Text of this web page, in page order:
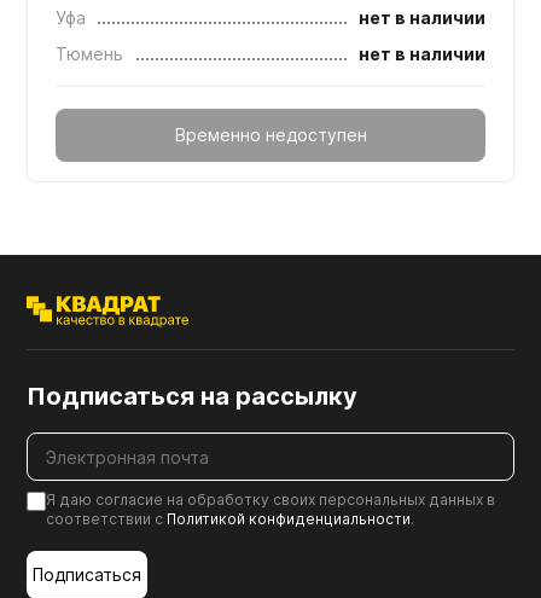
Уфа
нет в наличии
Тюмень
нет в наличии
Временно недоступен
Подписаться на рассылку
Я даю согласие на обработку своих персональных данных в
соответствии с Политикой конфиденциальности.
Подписаться